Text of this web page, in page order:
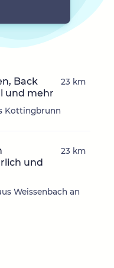
Back
und mehr
Kottingbrunn
23 km
und
Weissenbach an
23 km